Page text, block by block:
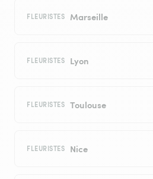
FLEURISTES Marseille
FLEURISTES Lyon
FLEURISTES Toulouse
FLEURISTES Nice